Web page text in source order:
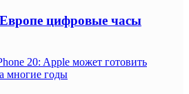
цифровые часы
20: Apple может готовить
многие годы